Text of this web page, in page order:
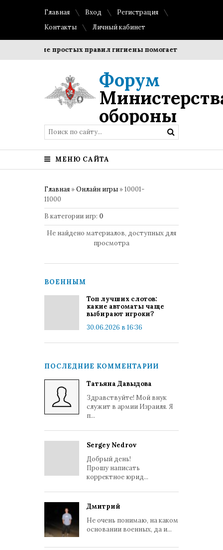
Главная Вход
Регистрация
Контакты
Личный кабинет
простых правил гигиены помогает сохранить
Форум
обороны
МЕНЮ САЙТА
Главная »Онлайн игры » 10001-
11000
В категории игр: 0
Не найдено материалов, доступных для
просмотра
ВОЕННЫМ
Топ лучших слотов:
какие автоматы чаще
выбирают игроки?
30.06.2026 в 16:36
ПОСЛЕДНИЕ КОММЕНТАРИИ
Татьяна Давыдова
Здравствуйте! Мой внук
служит в армии Израиля. Я
п...
Sergey Nedrov
Добрый день!
Прошу написать
корректное юрид...
Дмитрий
Не очень понимаю, на каком
основании военных, да и...